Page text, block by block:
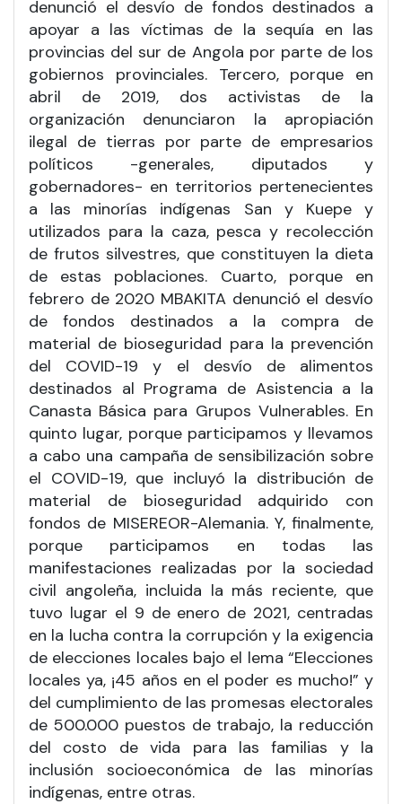
denunció el desvío de fondos destinados a
apoyar a las víctimas de la sequía en las
provincias del sur de Angola por parte de los
gobiernos provinciales. Tercero, porque en
abril de 2019, dos activistas de la
organización denunciaron la apropiación
ilegal de tierras por parte de empresarios
políticos -generales, diputados y
gobernadores- en territorios pertenecientes
a las minorías indígenas San y Kuepe y
utilizados para la caza, pesca y recolección
de frutos silvestres, que constituyen la dieta
de estas poblaciones. Cuarto, porque en
febrero de 2020 MBAKITA denunció el desvío
de fondos destinados a la compra de
material de bioseguridad para la prevención
del COVID-19 y el desvío de alimentos
destinados al Programa de Asistencia a la
Canasta Básica para Grupos Vulnerables. En
quinto lugar, porque participamos y llevamos
a cabo una campaña de sensibilización sobre
el COVID-19, que incluyó la distribución de
material de bioseguridad adquirido con
fondos de MISEREOR-Alemania. Y, finalmente,
porque participamos en todas las
manifestaciones realizadas por la sociedad
civil angoleña, incluida la más reciente, que
tuvo lugar el 9 de enero de 2021, centradas
en la lucha contra la corrupción y la exigencia
de elecciones locales bajo el lema “Elecciones
locales ya, ¡45 años en el poder es mucho!” y
del cumplimiento de las promesas electorales
de 500.000 puestos de trabajo, la reducción
del costo de vida para las familias y la
inclusión socioeconómica de las minorías
indígenas, entre otras.